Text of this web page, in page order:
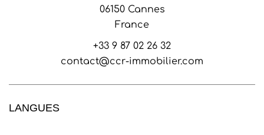
06150Cannes
France
+33 9 87 02 26 32
contact@ccr-immobilier.com
LANGUES